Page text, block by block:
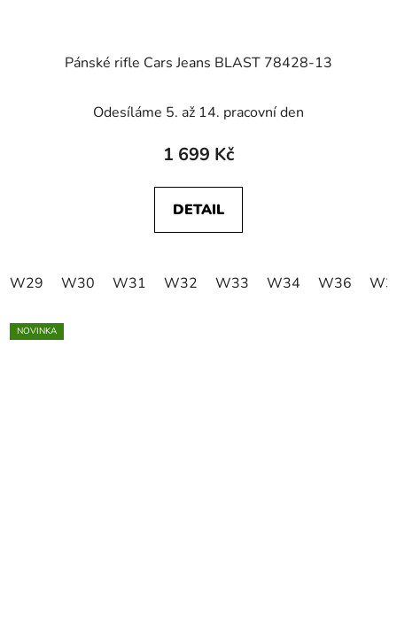
Pánské rifle Cars Jeans BLAST 78428-13
Odesíláme 5. až 14. pracovní den
1 699 Kč
DETAIL
W29 W30 W31 W32 W33 W34 W36
NOVINKA